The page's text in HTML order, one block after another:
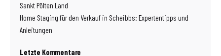
Sankt Pölten Land
Home Staging für den Verkauf in Scheibbs: Expertentipps und
Anleitungen
Letzte Kommentare